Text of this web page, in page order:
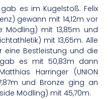
es im Kugelstoß. Felix
gewann mit 14,12m vor
Mödling) mit 13,85m und
mit 13,65m. Alle
eine Bestleistung und die
es mit 50,83m dann
Harringer (UNION
und Bronze ging an
Mödling) mit 45,70m.